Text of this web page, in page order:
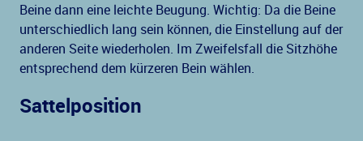
Beine dann eine leichte Beugung. Wichtig: Da die Beine
unterschiedlich lang sein können, die Einstellung auf der
anderen Seite wiederholen. Im Zweifelsfall die Sitzhöhe
entsprechend dem kürzeren Bein wählen.
Sattelposition